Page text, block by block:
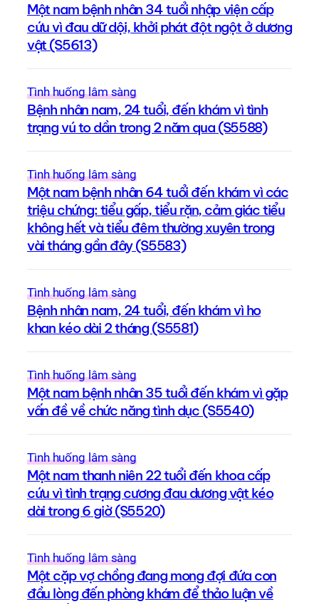
Một nam bệnh nhân 34 tuổi nhập viện cấp
cứu vì đau dữ dội, khởi phát đột ngột ở dương
vật (S5613)
Tình huống lâm sàng
Bệnh nhân nam, 24 tuổi, đến khám vì tình
trạng vú to dần trong 2 năm qua (S5588)
Tình huống lâm sàng
Một nam bệnh nhân 64 tuổi đến khám vì các
triệu chứng: tiểu gấp, tiểu rặn, cảm giác tiểu
không hết và tiểu đêm thường xuyên trong
vài tháng gần đây (S5583)
Tình huống lâm sàng
Bệnh nhân nam, 24 tuổi, đến khám vì ho
khan kéo dài 2 tháng (S5581)
Tình huống lâm sàng
Một nam bệnh nhân 35 tuổi đến khám vì gặp
vấn đề về chức năng tình dục (S5540)
Tình huống lâm sàng
Một nam thanh niên 22 tuổi đến khoa cấp
cứu vì tình trạng cương đau dương vật kéo
dài trong 6 giờ (S5520)
Tình huống lâm sàng
Một cặp vợ chồng đang mong đợi đứa con
đầu lòng đến phòng khám để thảo luận về